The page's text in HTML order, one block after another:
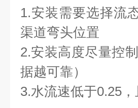
1.安装需要选择流
渠道弯头位置
2.安装高度尽量控
据越可靠）
3.水流速低于0.25